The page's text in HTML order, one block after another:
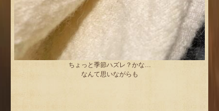
ちょっと季節ハズレ？かな…
なんて思いながらも